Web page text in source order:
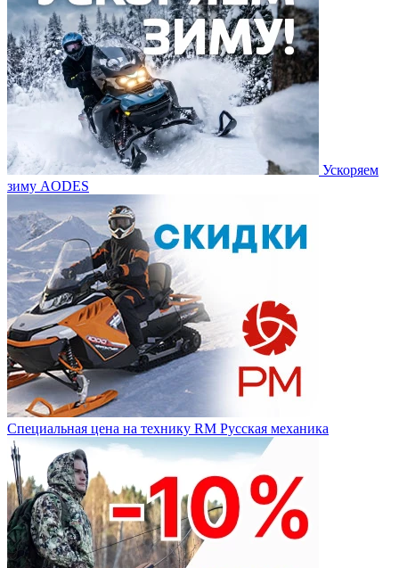
Ускоряем
зиму AODES
Специальная цена на технику RM Русская механика